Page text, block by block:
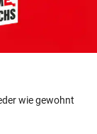
wie gewohnt